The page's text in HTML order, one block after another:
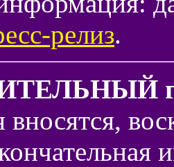
релиз.
вносятся,